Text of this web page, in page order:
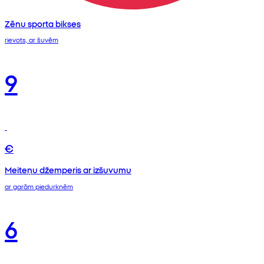
Zēnu sporta bikses
rievots, ar šuvēm
9
€
Meiteņu džemperis ar izšuvumu
ar garām piedurknēm
6